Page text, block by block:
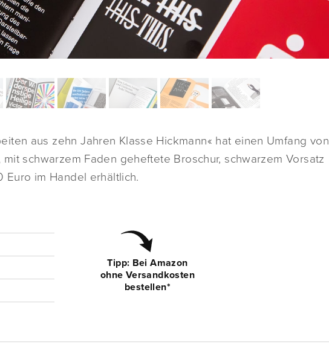
aus zehn Jahren Klasse Hickmann« hat einen Umfang von
mit schwarzem Faden geheftete Broschur, schwarzem Vorsatz
Euro im Handel erhältlich.
Tipp: Bei Amazon
ohne Versandkosten
bestellen*